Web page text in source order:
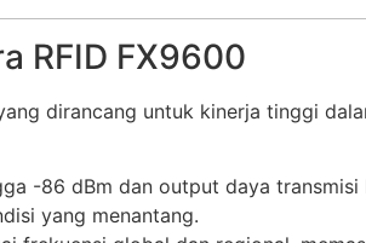
RFID FX9600
dirancang untuk kinerja tinggi
-86 dBm dan output daya
yang menantang.